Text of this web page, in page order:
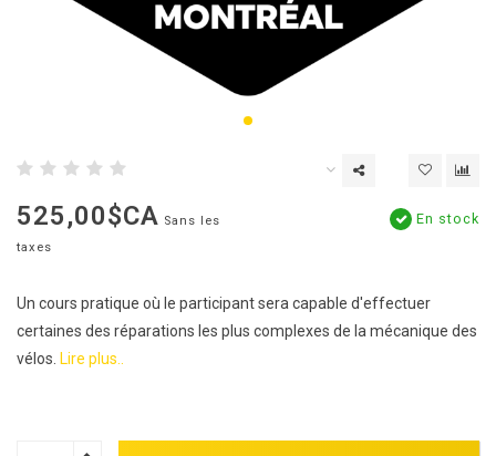
525,00$CA Sans les
taxes
En stock
Un cours pratique où le participant sera capable d'effectuer
certaines des réparations les plus complexes de la mécanique des
vélos. Lire plus..